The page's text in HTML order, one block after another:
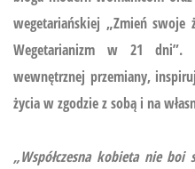
wegetariańskiej „Zmień swoje
Wegetarianizm w 21 dni”.
wewnętrznej przemiany,
życia w zgodzie z sobą i na
„Współczesna kobieta nie